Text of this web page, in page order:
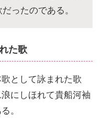
ったのである。
た歌
として詠まれた歌
にしほれて貴船河袖
。